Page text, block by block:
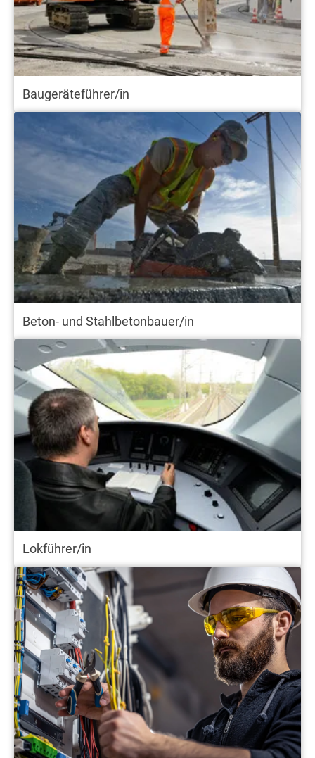
Baugeräteführer/in
Beton- und Stahlbetonbauer/in
Lokführer/in